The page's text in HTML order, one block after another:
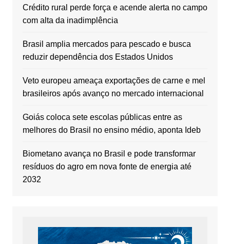
Crédito rural perde força e acende alerta no campo
com alta da inadimplência
Brasil amplia mercados para pescado e busca
reduzir dependência dos Estados Unidos
Veto europeu ameaça exportações de carne e mel
brasileiros após avanço no mercado internacional
Goiás coloca sete escolas públicas entre as
melhores do Brasil no ensino médio, aponta Ideb
Biometano avança no Brasil e pode transformar
resíduos do agro em nova fonte de energia até
2032